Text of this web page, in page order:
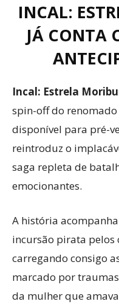
INCAL:
JÁ CONTA
Incal: Estrela
spin-off do renomado
disponível para pré-
reintroduz o
saga repleta de
emocionantes.
A história
incursão pirata pelos
carregando consigo
marcado por
da mulher que